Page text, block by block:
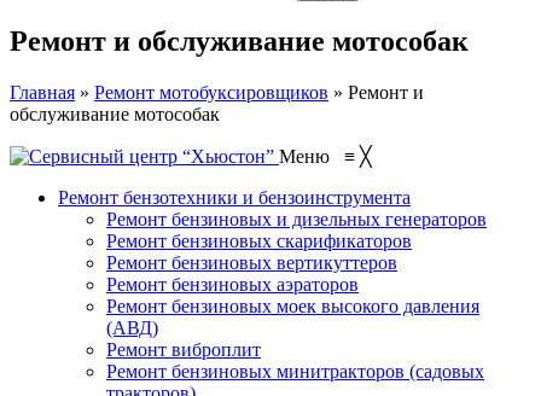
Ремонт и обслуживание мотособак
Главная » Ремонт мотобуксировщиков » Ремонт и
обслуживание мотособак
Меню ≡ ╳
Ремонт бензотехники и бензоинструмента
Ремонт бензиновых и дизельных генераторов
Ремонт бензиновых скарификаторов
Ремонт бензиновых вертикуттеров
Ремонт бензиновых аэраторов
Ремонт бензиновых моек высокого давления
(АВД)
Ремонт виброплит
Ремонт бензиновых минитракторов (садовых